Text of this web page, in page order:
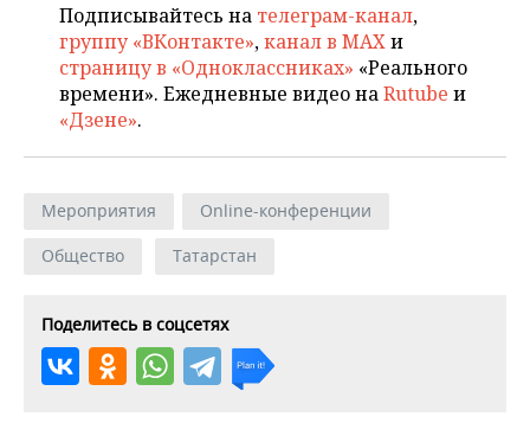
Подписывайтесь на телеграм-канал,
группу «ВКонтакте»,канал в MAXи
страницу в «Одноклассниках» «Реального
времени». Ежедневные видео наRutube и
«Дзене».
Мероприятия
Online-конференции
Общество
Татарстан
Поделитесь в соцсетях